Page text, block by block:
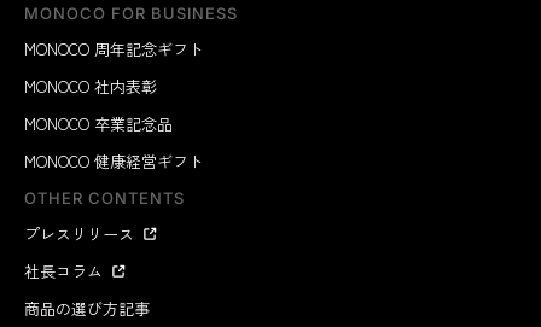
MONOCO FOR BUSINESS
MONOCO 周年記念ギフト
MONOCO 社内表彰
MONOCO 卒業記念品
MONOCO 健康経営ギフト
OTHER CONTENTS
プレスリリース
社長コラム
商品の選び方記事